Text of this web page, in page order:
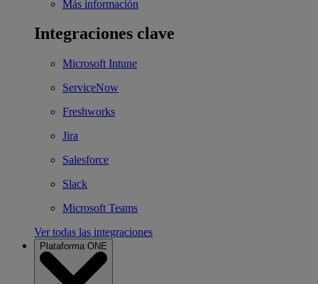
Más información
Integraciones clave
Microsoft Intune
ServiceNow
Freshworks
Jira
Salesforce
Slack
Microsoft Teams
Ver todas las integraciones
Plataforma ONE